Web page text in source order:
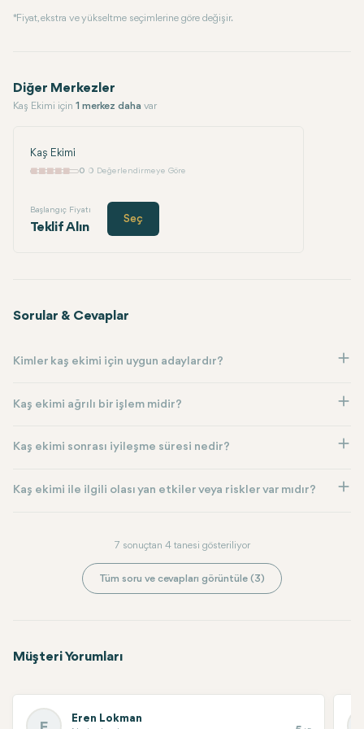
* Fiyat, ekstra ve yükseltme seçimlerine göre değişir.
Diğer Merkezler
Kaş Ekimi için 1 merkez daha var
Kaş Ekimi
0 0 Değerlendirmeye Göre
Başlangıç Fiyatı
Teklif Alın
Seç
Sorular & Cevaplar
Kimler kaş ekimi için uygun adaylardır?
Kaş ekimi ağrılı bir işlem midir?
Kaş ekimi sonrası iyileşme süresi nedir?
Kaş ekimi ile ilgili olası yan etkiler veya riskler var mıdır?
7 sonuçtan 4 tanesi gösteriliyor
Tüm soru ve cevapları görüntüle (3)
Müşteri Yorumları
Eren Lokman